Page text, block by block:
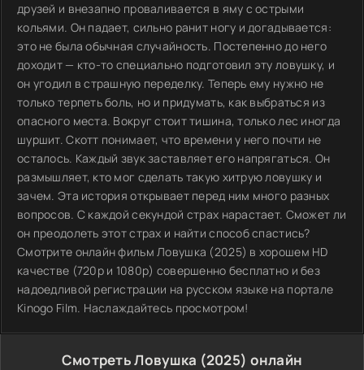
друзей и внезапно проваливается в яму с острыми
кольями. Он падает, сильно ранит ногу и догадывается:
это не была обычная случайность. Постепенно до него
доходит — кто-то специально подготовил эту ловушку, и
он угодил в страшную переделку. Теперь ему нужно не
только терпеть боль, но и придумать, как выбраться из
опасного места. Вокруг стоит тишина, только лес иногда
шуршит. Скотт понимает, что времени у него почти не
осталось. Каждый звук заставляет его напрягаться. Он
размышляет, кто мог сделать такую хитрую ловушку и
зачем. Эта история открывает перед ним много разных
вопросов. С каждой секундой страх нарастает. Сможет ли
он преодолеть этот страх и найти способ спастись?
Смотрите онлайн фильм Ловушка (2025) в хорошем HD
качестве (720p и 1080p) совершенно бесплатно и без
надоедливой регистрации на русском языке на портале
Kinogo Film. Наслаждайтесь просмотром!
Смотреть Ловушка (2025) онлайн